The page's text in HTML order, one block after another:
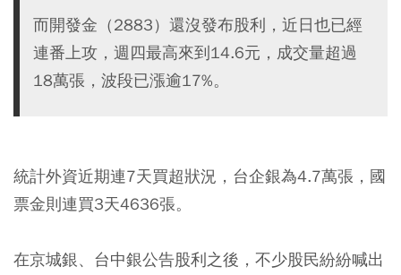
而開發金（2883）還沒發布股利，近日也已經
連番上攻，週四最高來到14.6元，成交量超過
18萬張，波段已漲逾17%。
統計外資近期連7天買超狀況，台企銀為4.7萬張，國
票金則連買3天4636張。
在京城銀、台中銀公告股利之後，不少股民紛紛喊出